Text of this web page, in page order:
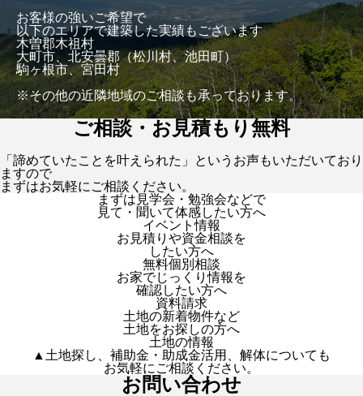
お客様の強いご希望で
以下のエリアで建築した実績もございます
木曽郡木祖村
大町市、北安曇郡（松川村、池田町）
駒ヶ根市、宮田村
※その他の近隣地域のご相談も承っております。
ご相談・お見積もり無料
「諦めていたことを叶えられた」というお声もいただいており
ますので
まずはお気軽にご相談ください。
まずは見学会・勉強会などで
見て・聞いて体感したい方へ
イベント情報
お見積りや資金相談を
したい方へ
無料個別相談
お家でじっくり情報を
確認したい方へ
資料請求
土地の新着物件など
土地をお探しの方へ
土地の情報
▲土地探し、補助金・助成金活用、解体についても
お気軽にご相談ください。
お問い合わせ